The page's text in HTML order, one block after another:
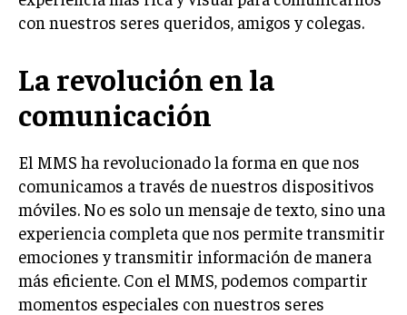
con nuestros seres queridos, amigos y colegas.
La revolución en la
comunicación
El MMS ha revolucionado la forma en que nos
comunicamos a través de nuestros dispositivos
móviles. No es solo un mensaje de texto, sino una
experiencia completa que nos permite transmitir
emociones y transmitir información de manera
más eficiente. Con el MMS, podemos compartir
momentos especiales con nuestros seres